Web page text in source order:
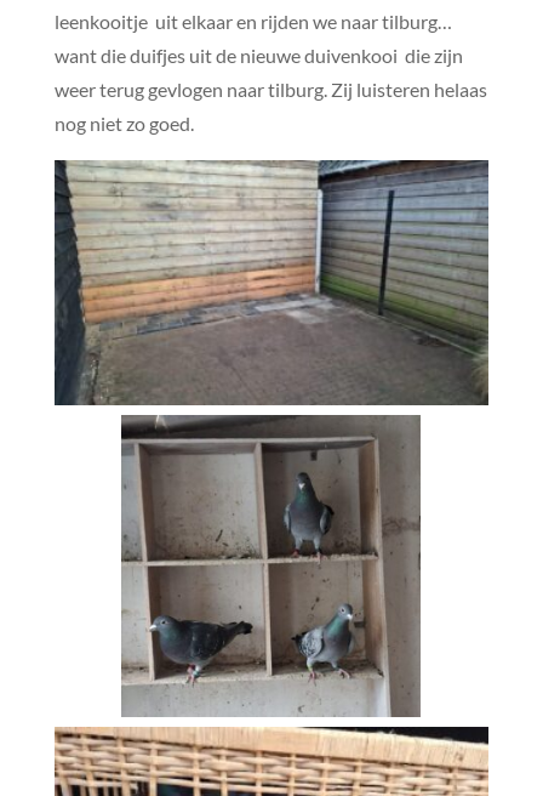
leenkooitje uit elkaar en rijden we naar tilburg…
want die duifjes uit de nieuwe duivenkooi die zijn
weer terug gevlogen naar tilburg. Zij luisteren helaas
nog niet zo goed.